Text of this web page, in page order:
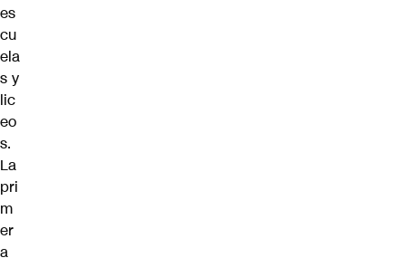
es
cu
ela
s y
lic
eo
s.
La
pri
m
er
a